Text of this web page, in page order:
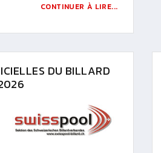
CONTINUER À LIRE...
DU BILLARD